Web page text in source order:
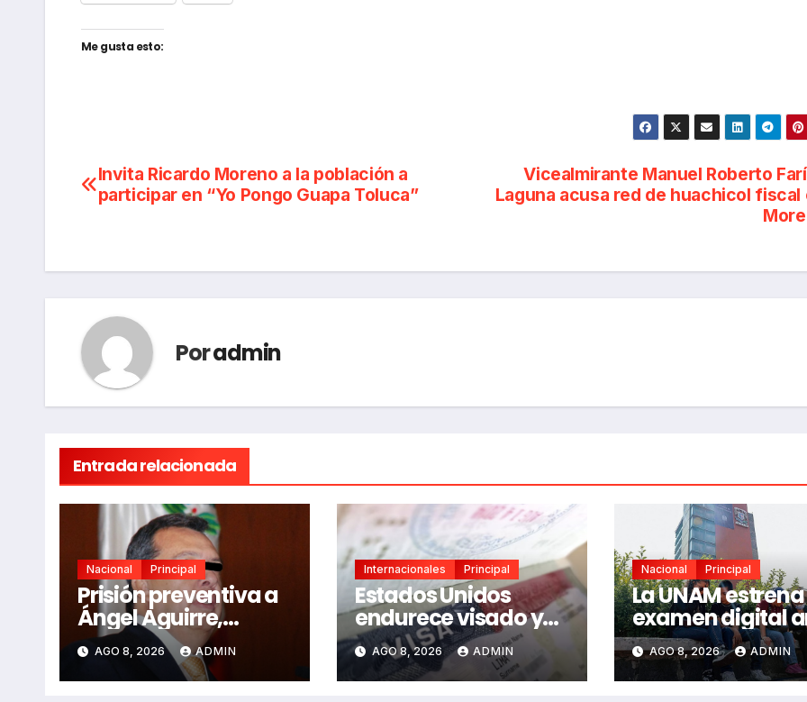
Me gusta esto:
Navegación
de
Vicealmirante Manuel Roberto
Laguna acusa red de huachicol fiscal
Invita Ricardo Moreno a la población a
participar en “Yo Pongo Guapa Toluca”
Poradmin
Entrada relacionada
Nacional Principal
Prisión preventiva a
Ángel Aguirre,
exgobernador de
Guerrero, por caso
Ayotzinapa
AGO 8, 2026 ADMIN
Internacionales Principal
Estados Unidos
endurece visado y
evalúa sanciones a
funcionarios de
México
AGO 8, 2026 ADMIN
Nacional Principal
La UNAM estrena
examen digital
IA entre fallas
técnicas y
estudiantil
AGO 8, 2026 ADMIN